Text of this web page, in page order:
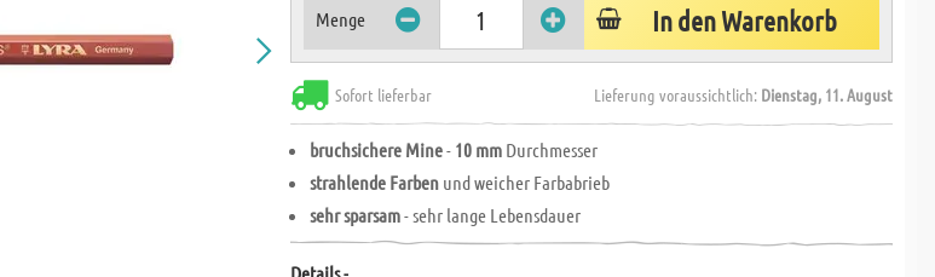
Menge In den Warenkorb
Sofort lieferbar Lieferung voraussichtlich: Dienstag, 11. August
bruchsichere Mine- 10 mm Durchmesser
strahlende Farben und weicher Farbabrieb
sehr sparsam- sehr lange Lebensdauer